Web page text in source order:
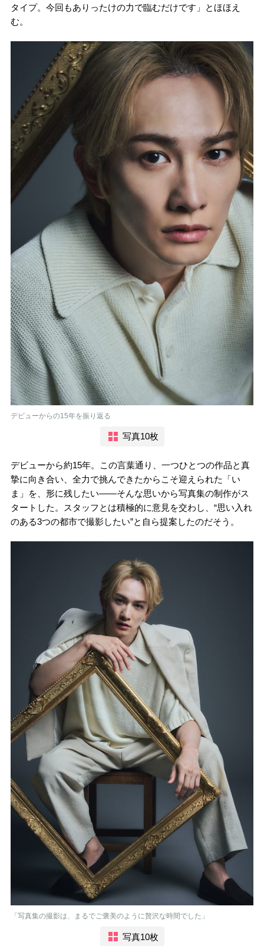
タイプ。今回もありったけの力で臨むだけです」とほほえ
む。
デビューからの15年を振り返る
写真10枚
デビューから約15年。この言葉通り、一つひとつの作品と真
摯に向き合い、全力で挑んできたからこそ迎えられた「い
ま」を、形に残したい――そんな思いから写真集の制作がス
タートした。スタッフとは積極的に意見を交わし、“思い入れ
のある3つの都市で撮影したい”と自ら提案したのだそう。
「写真集の撮影は、まるでご褒美のように贅沢な時間でした」
写真10枚